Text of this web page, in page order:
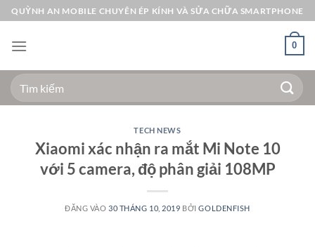
Bỏ
qua
nội
QUỲNH AN MOBILE CHUYÊN ÉP KÍNH VÀ SỬA CHỮA SMARTPHONE
0
Tìm
kiếm:
TECH NEWS
Xiaomi xác nhận ra mắt Mi Note 10
với 5 camera, độ phân giải 108MP
ĐĂNG VÀO30 THÁNG 10, 2019 BỞIGOLDENFISH